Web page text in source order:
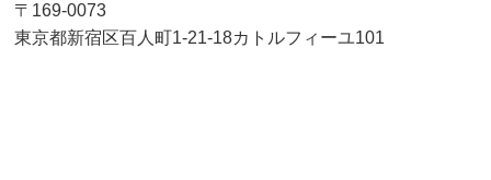
〒169-0073
東京都新宿区百人町1-21-18カトルフィーユ101